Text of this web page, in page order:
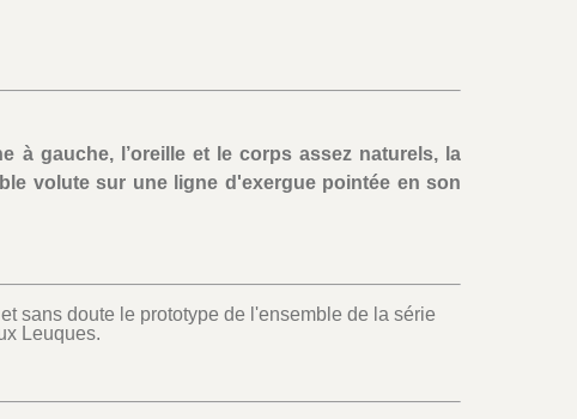
à gauche, l’oreille et le corps assez naturels, la
volute sur une ligne d'exergue pointée en son
sans doute le prototype de l'ensemble de la série
Leuques.